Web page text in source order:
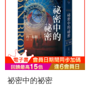
祕密中的祕密